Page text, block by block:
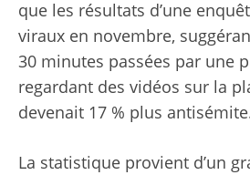
que les résultats d’une
viraux en novembre,
30 minutes passées par une
regardant des vidéos sur la
devenait 17 % plus
La statistique provient d’un